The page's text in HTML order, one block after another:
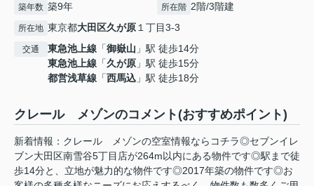
築年数 築9年 所在階 2階/3階建
所在地 東京都大田区久が原 １丁目3-3
交通 東急池上線 「御嶽山 」駅 徒歩14分
東急池上線 「久が原 」駅 徒歩15分
都営浅草線 「西馬込 」駅 徒歩18分
クレール メゾンのコメント(おすすめポイント)
新着情報：クレール メゾンの空室情報ならコチラ◎セブンイレ
ブン大田区南雪谷5丁目店が264m以内にある物件です◎駅まで徒
歩14分と、立地が魅力的な物件です◎2017年築の物件です◎お